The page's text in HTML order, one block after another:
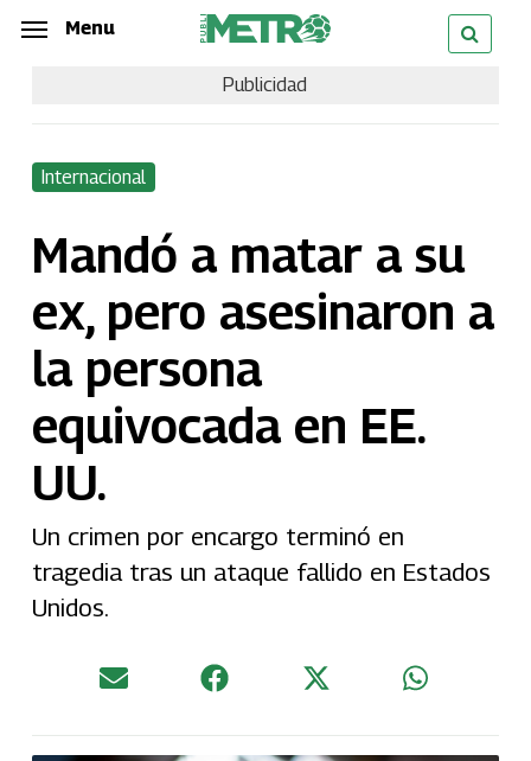
Skip
content
Menu
Publicidad
Internacional
Mandó a matar a su
ex, pero asesinaron a
la persona
equivocada en EE.
UU.
Un crimen por encargo terminó en
tragedia tras un ataque fallido en Estados
Unidos.
Menu